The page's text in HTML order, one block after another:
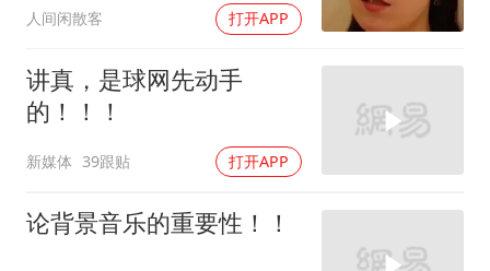
人间闲散客 打开APP
讲真，是球网先动手
的！！！
新媒体 39跟贴 打开APP
论背景音乐的重要性！！